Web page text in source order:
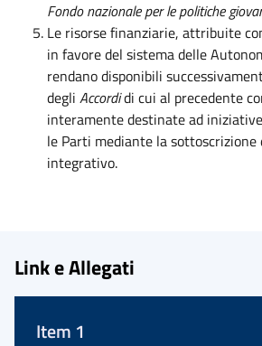
Fondo nazionale per le politiche
Le risorse finanziarie, attribuite
in favore del sistema delle
rendano disponibili
degli Accordidi cui al precedente
interamente destinate ad
le Parti mediante la
integrativo.
Link e Allegati
Item 1